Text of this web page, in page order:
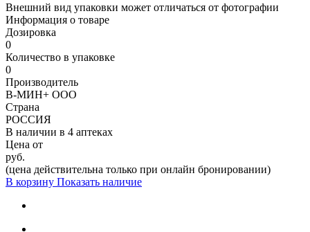
Внешний вид упаковки может отличаться от фотографии
Информация о товаре
Дозировка
0
Количество в упаковке
0
Производитель
В-МИН+ ООО
Страна
РОССИЯ
В наличии в 4 аптеках
Цена от
руб.
(цена действительна только при онлайн бронировании)
В корзину Показать наличие